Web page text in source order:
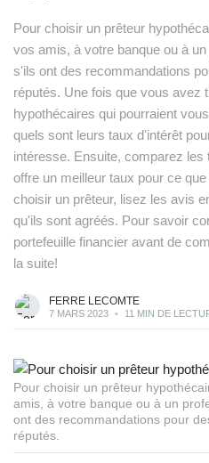
Pour choisir un prêteur
vos amis, à votre banque ou à
s'ils ont des recommandations
réputés. Une fois que vous avez
hypothécaires qui pourraient
quels sont leurs taux d'intérêt
intéresse. Ensuite, comparez les
offre un meilleur taux pour ce
choisir un prêteur, lisez les avis
qu'ils sont agréés. Pour savoir
portefeuille financier avant de
la suite!
FERRE LECOMTE
7 MARS 2023 • 11 MIN DE
Pour choisir un prêteur
amis, à votre banque ou à un
ont des recommandations pour
réputés.